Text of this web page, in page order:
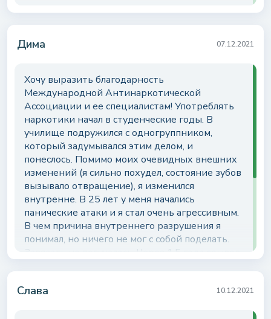
Дима 07.12.2021
Хочу выразить благодарность
Международной Антинаркотической
Ассоциации и ее специалистам! Употреблять
наркотики начал в студенческие годы. В
училище подружился с одногруппником,
который задумывался этим делом, и
понеслось. Помимо моих очевидных внешних
изменений (я сильно похудел, состояние зубов
вызывало отвращение), я изменился
внутренне. В 25 лет у меня начались
панические атаки и я стал очень агрессивным.
В чем причина внутреннего разрушения я
понимал, но ничего не мог с собой поделать.
Завязать не получалось. Через 1,5 года срывов
«Антинаркотик». Это стало лучшим решением
Слава 10.12.2021
персональных данных
Или свяжитесь с нами любим удобным способом
+38 (068) 525-51-03